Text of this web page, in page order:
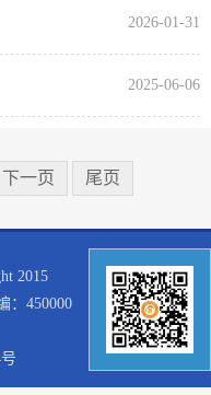
2026-01-31
2025-06-06
下一页 尾页
2015
：450000